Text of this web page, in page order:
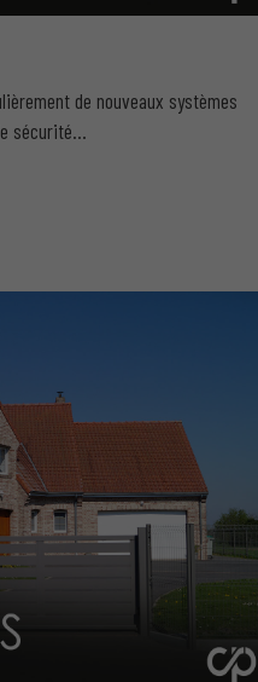
de nouveaux systèmes
sécurité…